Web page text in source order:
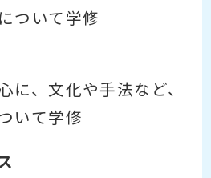
ついて学修
に、文化や手法など、
いて学修